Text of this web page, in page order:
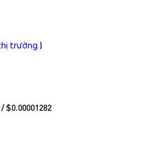
trường )
/ $0.00001282